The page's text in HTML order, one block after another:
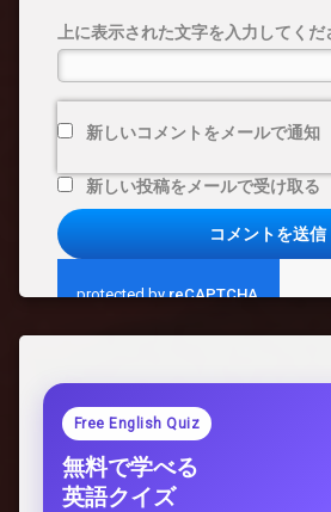
上に表示された文字を入力してくだ
新しいコメントをメールで通知
新しい投稿をメールで受け取る
Free English Quiz
無料で学べる
英語クイズ